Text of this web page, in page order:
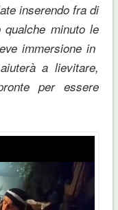
inserendo fra di
minuto le
immersione in
a lievitare,
per essere